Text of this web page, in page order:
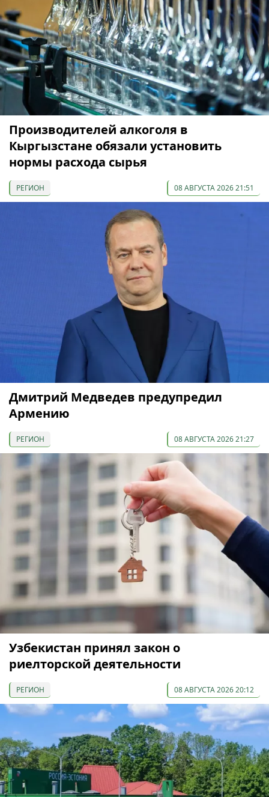
Производителей алкоголя в
Кыргызстане обязали установить
нормы расхода сырья
РЕГИОН 08 АВГУСТА 2026 21:51
Дмитрий Медведев предупредил
Армению
РЕГИОН 08 АВГУСТА 2026 21:27
Узбекистан принял закон о
риелторской деятельности
РЕГИОН 08 АВГУСТА 2026 20:12